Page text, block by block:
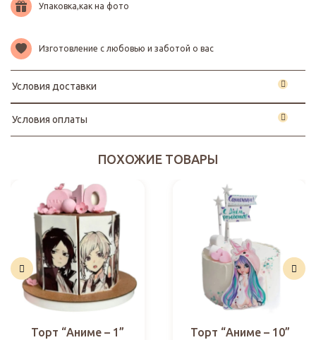
Упаковка,как на фото
Изготовление с любовью и заботой о вас
Условия доставки
Условия оплаты
ПОХОЖИЕ ТОВАРЫ
Торт “Аниме – 1” Торт “Аниме – 10”